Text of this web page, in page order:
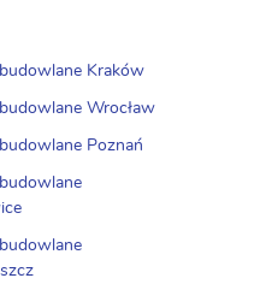
Kraków
Wrocław
Poznań